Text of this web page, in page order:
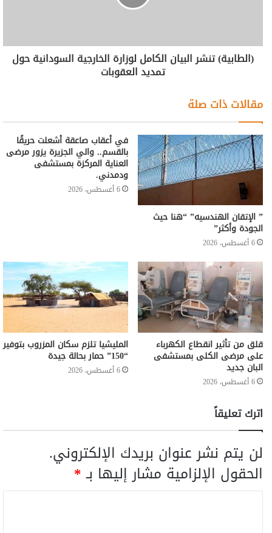
(الطابية) تنشر البيان الكامل لوزارة الخارجية السودانية حول
تمديد العقوبات
مقالات ذات صلة
” الإتقان الهندسيه” “هنا حيث
الجودة وأكثر”
6 أغسطس، 2026
في أعقاب صاعقة أشعلت حريقًا
بالقسم.. والي الجزيرة يزور مرضى
العناية المركزة بمستشفى
ودمدني.
6 أغسطس، 2026
قلق من تأثير انقطاع الكهرباء
على مرضى الكلى بمستشفى
البان جديد
6 أغسطس، 2026
المليشيا تلزم سكان المزروب بتوفير
“150” حمار بحالة جيدة
6 أغسطس، 2026
اترك تعليقاً
لن يتم نشر عنوان بريدك الإلكتروني.
الحقول الإلزامية مشار إليها بـ*